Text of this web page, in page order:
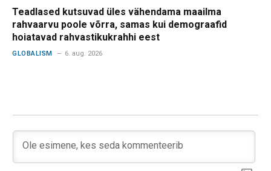
Teadlased kutsuvad üles vähendama maailma
rahvaarvu poole võrra, samas kui demograafid
hoiatavad rahvastikukrahhi eest
GLOBALISM 6. aug. 2026